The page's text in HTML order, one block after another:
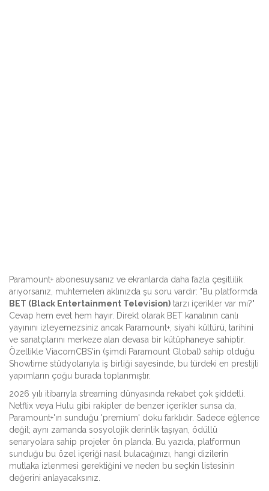
Paramount+ abonesuysanız ve ekranlarda daha fazla çeşitlilik
arıyorsanız, muhtemelen aklınızda şu soru vardır: "Bu platformda
BET (Black Entertainment Television) tarzı içerikler var mı?"
Cevap hem evet hem hayır. Direkt olarak BET kanalının canlı
yayınını izleyemezsiniz ancak Paramount+, siyahi kültürü, tarihini
ve sanatçılarını merkeze alan devasa bir kütüphaneye sahiptir.
Özellikle ViacomCBS'in (şimdi Paramount Global) sahip olduğu
Showtime stüdyolarıyla iş birliği sayesinde, bu türdeki en prestijli
yapımların çoğu burada toplanmıştır.
2026 yılı itibarıyla streaming dünyasında rekabet çok şiddetli.
Netflix veya Hulu gibi rakipler de benzer içerikler sunsa da,
Paramount+'ın sunduğu 'premium' doku farklıdır. Sadece eğlence
değil; aynı zamanda sosyolojik derinlik taşıyan, ödüllü
senaryolara sahip projeler ön planda. Bu yazıda, platformun
sunduğu bu özel içeriği nasıl bulacağınızı, hangi dizilerin
mutlaka izlenmesi gerektiğini ve neden bu seçkin listesinin
değerini anlayacaksınız.